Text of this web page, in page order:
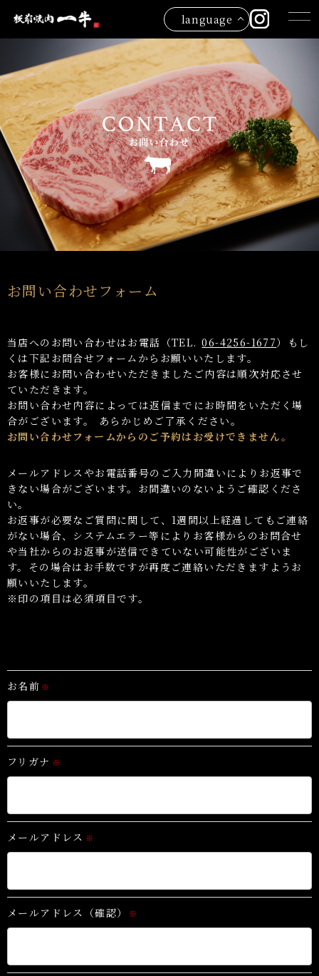
language
お問い合わせフォーム
当店へのお問い合わせはお電話（TEL.06-4256-1677）もし
くは下記お問合せフォームからお願いいたします。
お客様にお問い合わせいただきましたご内容は順次対応させ
ていただきます。
お問い合わせ内容によっては返信までにお時間をいただく場
合がございます。 あらかじめご了承ください。
お問い合わせフォームからのご予約はお受けできません。
メールアドレスやお電話番号のご入力間違いによりお返事で
きない場合がございます。お間違いのないようご確認くださ
い。
お返事が必要なご質問に関して、1週間以上経過してもご連絡
がない場合、システムエラー等によりお客様からのお問合せ
や当社からのお返事が送信できていない可能性がございま
す。その場合はお手数ですが再度ご連絡いただきますようお
願いいたします。
※印の項目は必須項目です。
お名前 ※
フリガナ ※
メールアドレス ※
メールアドレス（確認） ※